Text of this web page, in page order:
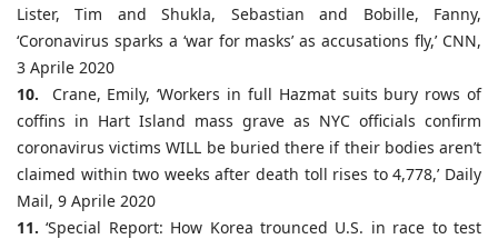
Lister, Tim and Shukla, Sebastian and Bobille, Fanny,
‘Coronavirus sparks a ‘war for masks’ as accusations fly,’ CNN,
3 Aprile 2020
10.
Crane, Emily, ‘Workers in full Hazmat suits bury rows of
coffins in Hart Island mass grave as NYC officials confirm
coronavirus victims WILL be buried there if their bodies aren’t
claimed within two weeks after death toll rises to 4,778,’ Daily
Mail, 9 Aprile 2020
11. ‘Special Report: How Korea trounced U.S. in race to test